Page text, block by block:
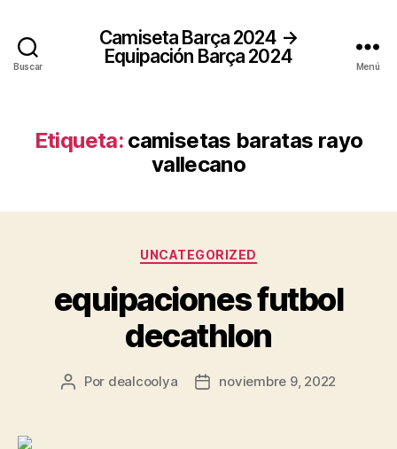
Buscar
Camiseta Barça 2024 →
Equipación Barça 2024
Menú
Etiqueta: camisetas baratas rayo
vallecano
Categorías
UNCATEGORIZED
equipaciones futbol
decathlon
Autor
Por dealcoolya
Fechanoviembre 9, 2022